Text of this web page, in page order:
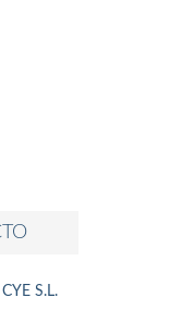
CYE S.L.